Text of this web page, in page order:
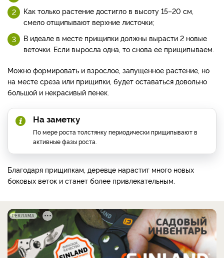
Как только растение достигло в высоту 15–20 см,
смело отщипывают верхние листочки;
В идеале в месте прищипки должны вырасти 2 новые
веточки. Если выросла одна, то снова ее прищипываем.
Можно формировать и взрослое, запущенное растение, но
на месте среза или прищипки, будет оставаться довольно
большой и некрасивый пенек.
На заметку
По мере роста толстянку периодически прищипывают в
активные фазы роста.
Благодаря прищипкам, деревце нарастит много новых
боковых веток и станет более привлекательным.
РЕКЛАМА